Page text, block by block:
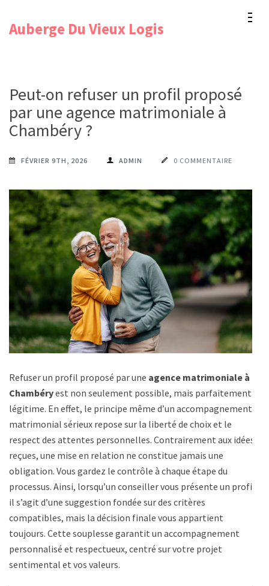
Auberge Du Vieux Logis
Peut-on refuser un profil proposé
par une agence matrimoniale à
Chambéry ?
FÉVRIER 9TH, 2026 ADMIN 0 COMMENTAIRE
Refuser un profil proposé par une agence matrimoniale à
Chambéryest non seulement possible, mais parfaitement
légitime. En effet, le principe même d’un accompagnement
matrimonial sérieux repose sur la liberté de choix et le
respect des attentes personnelles. Contrairement aux idées
reçues, une mise en relation ne constitue jamais une
obligation. Vous gardez le contrôle à chaque étape du
processus. Ainsi, lorsqu’un conseiller vous présente un profil,
il s’agit d’une suggestion fondée sur des critères
compatibles, mais la décision finale vous appartient
toujours. Cette souplesse garantit un accompagnement
personnalisé et respectueux, centré sur votre projet
sentimental et vos valeurs.